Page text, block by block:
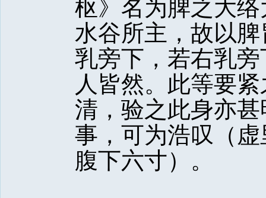
枢》名为脾之大
水谷所主，故以
乳旁下，若右乳
人皆然。此等要
清，验之此身亦
事，可为浩叹（
腹下六寸）。